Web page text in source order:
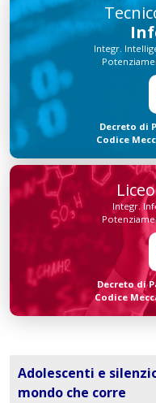
Integr.
Decreto di
Codice
Integr.
Decreto di
Codice
Adolescenti e
mondo che corre